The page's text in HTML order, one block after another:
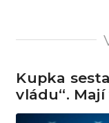
Kupka
vládu“.